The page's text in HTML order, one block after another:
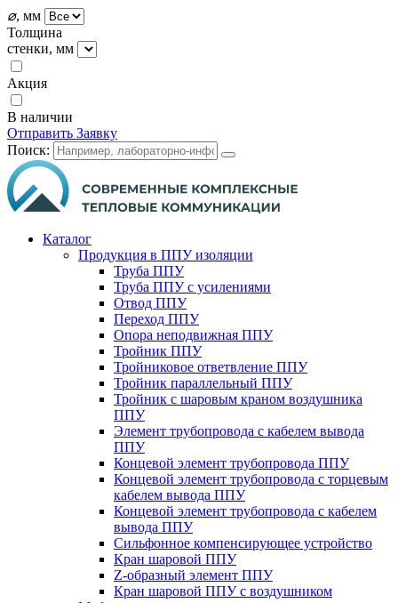
⌀, мм
Толщина
стенки, мм
Акция
В наличии
Отправить Заявку
Поиск:
Каталог
Продукция в ППУ изоляции
Труба ППУ
Труба ППУ с усилениями
Отвод ППУ
Переход ППУ
Опора неподвижная ППУ
Тройник ППУ
Тройниковое ответвление ППУ
Тройник параллельный ППУ
Тройник с шаровым краном воздушника
ППУ
Элемент трубопровода с кабелем вывода
ППУ
Концевой элемент трубопровода ППУ
Концевой элемент трубопровода с торцевым
кабелем вывода ППУ
Концевой элемент трубопровода с кабелем
вывода ППУ
Сильфонное компенсирующее устройство
Кран шаровой ППУ
Z-образный элемент ППУ
Кран шаровой ППУ с воздушником